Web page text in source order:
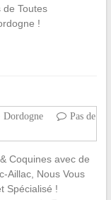
de Toutes
!
Dordogne
Pas de
Coquines avec de
Aillac, Nous Vous
Spécialisé !